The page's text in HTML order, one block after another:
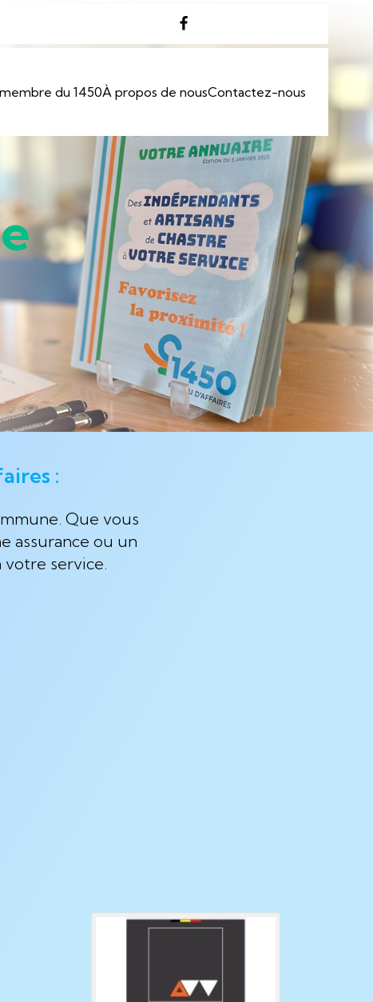
du 1450À propos de nousContactez-nous
:
Que vous
assurance ou un
service.